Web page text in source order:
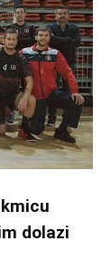
dolazi